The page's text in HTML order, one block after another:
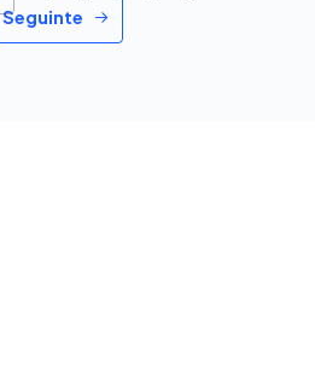
Seguinte